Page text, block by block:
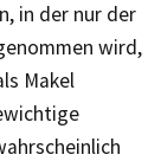
in der nur der
wird,
Makel